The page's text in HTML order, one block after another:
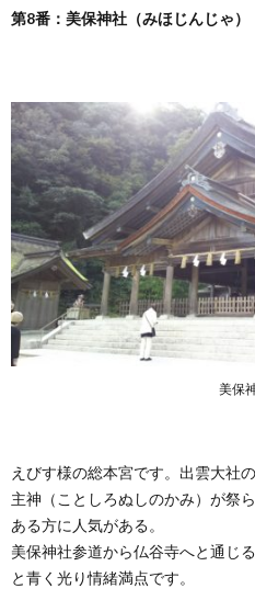
第8番：美保神社（みほじんじゃ）
美保
えびす様の総本宮です。出雲大社
主神（ことしろぬしのかみ）が祭
ある方に人気がある。
美保神社参道から仏谷寺へと通じ
と青く光り情緒満点です。